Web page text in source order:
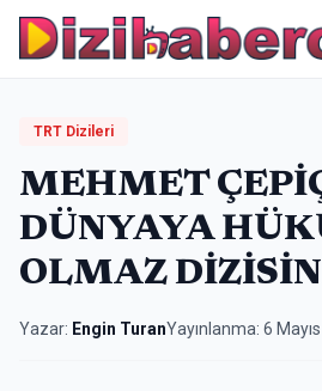
TRT Dizileri
MEHMET
DÜNYAYA
OLMAZ
Yazar: Engin TuranYayınlanma: 6